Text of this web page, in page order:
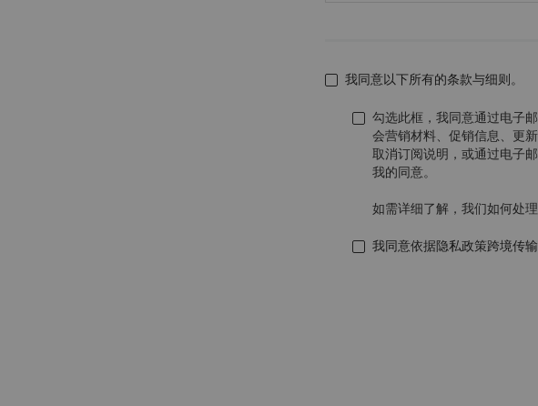
我同意以下所有的条款与细则。
勾选此框，我同意通过电子
会营销材料、促销信息、更
取消订阅说明，或通过电子
我的同意。
如需详细了解，我们如何处
我同意依据隐私政策跨境传输